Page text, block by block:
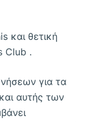
και θετική
Club .
για τα
αυτής των